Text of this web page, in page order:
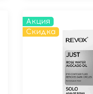
Акция
Скидка